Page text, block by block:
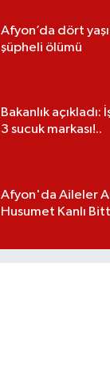
Afyon’da dört
şüpheli ölümü
Bakanlık
3 sucuk markası!..
Afyon'da Aileler
Husumet Kanlı